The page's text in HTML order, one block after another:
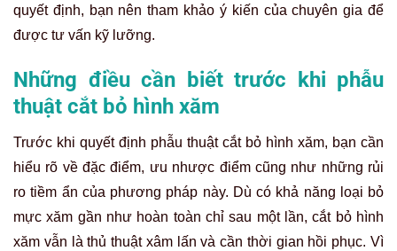
quyết định, bạn nên tham khảo ý kiến của chuyên gia để
được tư vấn kỹ lưỡng.
Những điều cần biết trước khi phẫu
thuật cắt bỏ hình xăm
Trước khi quyết định phẫu thuật cắt bỏ hình xăm, bạn cần
hiểu rõ về đặc điểm, ưu nhược điểm cũng như những rủi
ro tiềm ẩn của phương pháp này. Dù có khả năng loại bỏ
mực xăm gần như hoàn toàn chỉ sau một lần, cắt bỏ hình
xăm vẫn là thủ thuật xâm lấn và cần thời gian hồi phục. Vì